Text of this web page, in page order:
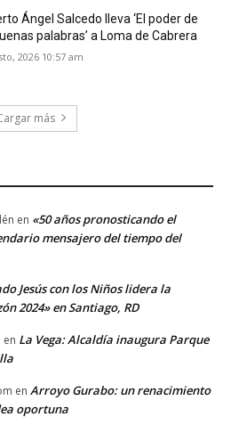
Ángel Salcedo lleva ‘El poder de
palabras’ a Loma de Cabrera
2026 10:57 am
más
en «50 años pronosticando el
mensajero del tiempo del
Jesús con los Niños lidera la
2024» en Santiago, RD
en La Vega: Alcaldía inaugura Parque
en Arroyo Gurabo: un renacimiento
oportuna